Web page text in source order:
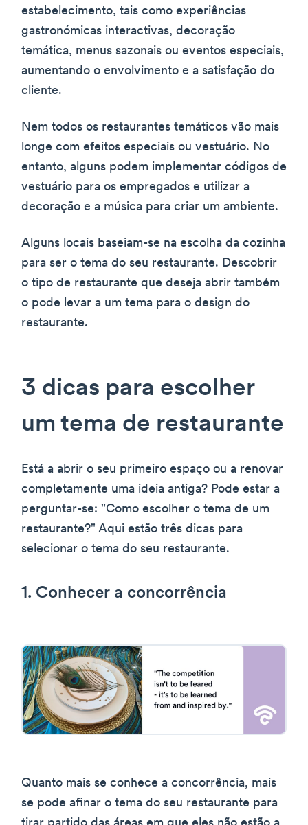
estabelecimento, tais como experiências
gastronómicas interactivas, decoração
temática, menus sazonais ou eventos especiais,
aumentando o envolvimento e a satisfação do
cliente.
Nem todos os restaurantes temáticos vão mais
longe com efeitos especiais ou vestuário. No
entanto, alguns podem implementar códigos de
vestuário para os empregados e utilizar a
decoração e a música para criar um ambiente.
Alguns locais baseiam-se na escolha da cozinha
para ser o tema do seu restaurante. Descobrir
o tipo de restaurante que deseja abrir também
o pode levar a um tema para o design do
restaurante.
3 dicas para escolher
um tema de restaurante
Está a abrir o seu primeiro espaço ou a renovar
completamente uma ideia antiga? Pode estar a
perguntar-se: "Como escolher o tema de um
restaurante?" Aqui estão três dicas para
selecionar o tema do seu restaurante.
1. Conhecer a concorrência
Quanto mais se conhece a concorrência, mais
se pode afinar o tema do seu restaurante para